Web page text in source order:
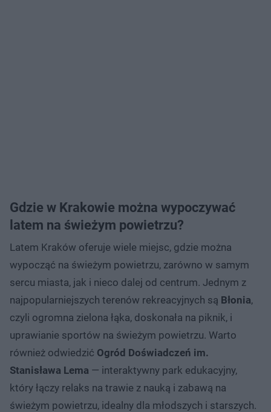
Gdzie w Krakowie można wypoczywać
latem na świeżym powietrzu?
Latem Kraków oferuje wiele miejsc, gdzie można
wypocząć na świeżym powietrzu, zarówno w samym
sercu miasta, jak i nieco dalej od centrum. Jednym z
najpopularniejszych terenów rekreacyjnych są Błonia,
czyli ogromna zielona łąka, doskonała na piknik, i
uprawianie sportów na świeżym powietrzu. Warto
również odwiedzić Ogród Doświadczeń im.
Stanisława Lema — interaktywny park edukacyjny,
który łączy relaks na trawie z nauką i zabawą na
świeżym powietrzu, idealny dla młodszych i starszych.